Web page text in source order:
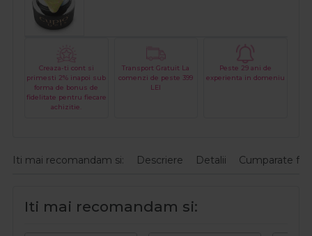
Creaza-ti cont si
primesti 2% inapoi sub
forma de bonus de
fidelitate pentru fiecare
achizitie.
Transport Gratuit La
comenzi de peste 399
LEI
Peste 29 ani de
experienta in domeniu
Iti mai recomandam si: Descriere Detalii Cumparate
Iti mai recomandam si: